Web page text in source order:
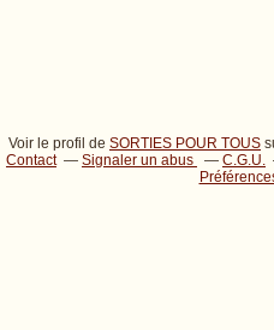
Voir le profil de SORTIES POUR TOUS
Contact
Signaler un abus C.G.U.